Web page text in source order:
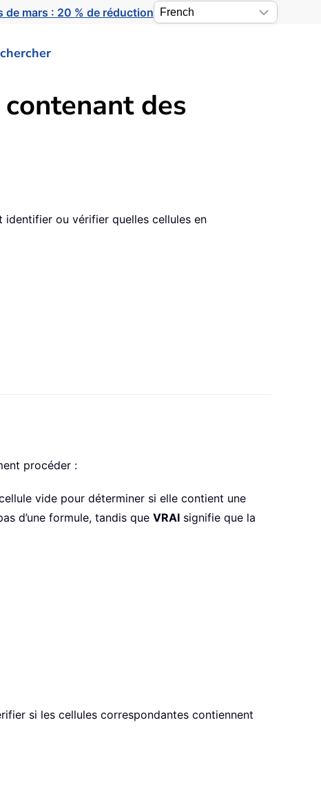
de mars : 20 % de réduction
des
ou vérifier quelles cellules en
procéder :
vide pour déterminer si elle contient une
d’une formule, tandis que VRAI signifie que la
si les cellules correspondantes contiennent